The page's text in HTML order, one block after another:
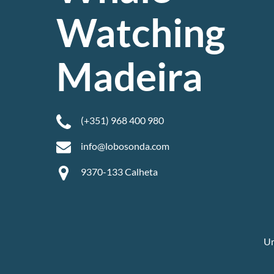
Watching
Madeira
(+351) 968 400 980
info@lobosonda.com
9370-133 Calheta